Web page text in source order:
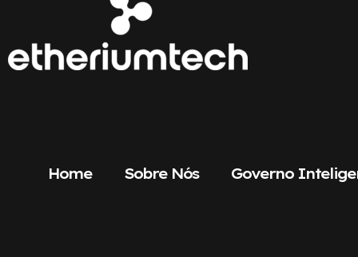
Home Sobre Nós Governo